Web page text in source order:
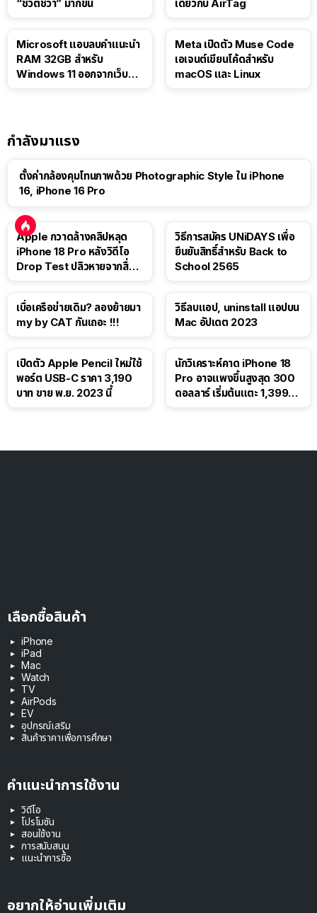
“ชีวิตชีวา” มากขึ้น
เดียวกับ AirTag
Microsoft แอบลบคำแนะนำ
RAM 32GB สำหรับ
Windows 11 ออกจากเว็บตัว
Meta เปิดตัว Muse Code
เอเจนต์เขียนโค้ดสำหรับ
macOS และ Linux
กำลังมาแรง
ตั้งค่ากล้องคุมโทนภาพด้วย Photographic Style ใน iPhone
16, iPhone 16 Pro
Apple กวาดล้างคลิปหลุด
iPhone 18 Pro หลังวิดีโอ
Drop Test ปลิวหายจากสื่อ
วิธีการสมัคร UNiDAYS เพื่อ
ยืนยันสิทธิ์สำหรับ Back to
School 2565
เบื่อเครือข่ายเดิม? ลองย้ายมา
my by CAT กันเถอะ !!!
วิธีลบแอป, uninstall แอปบน
Mac อัปเดต 2023
เปิดตัว Apple Pencil ใหม่ใช้
พอร์ต USB-C ราคา 3,190
บาท ขาย พ.ย. 2023 นี้
นักวิเคราะห์คาด iPhone 18
Pro อาจแพงขึ้นสูงสุด 300
ดอลลาร์ เริ่มต้นแตะ 1,399
เลือกซื้อสินค้า
iPhone
iPad
Mac
Watch
TV
AirPods
EV
อุปกรณ์เสริม
สินค้าราคาเพื่อการศึกษา
คำแนะนำการใช้งาน
วิดีโอ
โปรโมชัน
สอนใช้งาน
การสนับสนุน
แนะนำการซื้อ
อยากให้อ่านเพิ่มเติม